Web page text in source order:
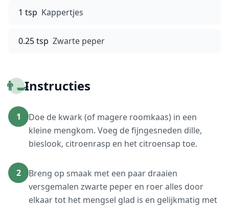
1 tsp Kappertjes
0.25 tsp Zwarte peper
👨‍🍳Instructies
1
Doe de kwark (of magere roomkaas) in een
kleine mengkom. Voeg de fijngesneden dille,
bieslook, citroenrasp en het citroensap toe.
2
Breng op smaak met een paar draaien
versgemalen zwarte peper en roer alles door
elkaar tot het mengsel glad is en gelijkmatig met